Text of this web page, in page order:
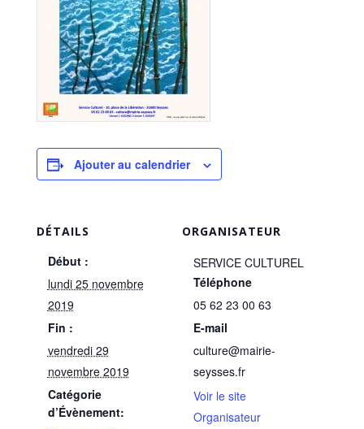
Ajouter au calendrier
DÉTAILS
Début :
lundi 25 novembre
2019
Fin :
vendredi 29
novembre 2019
Catégorie
d’Évènement:
ORGANISATEUR
SERVICE CULTUREL
Téléphone
05 62 23 00 63
E-mail
culture@mairie-
seysses.fr
Voir le site
Organisateur